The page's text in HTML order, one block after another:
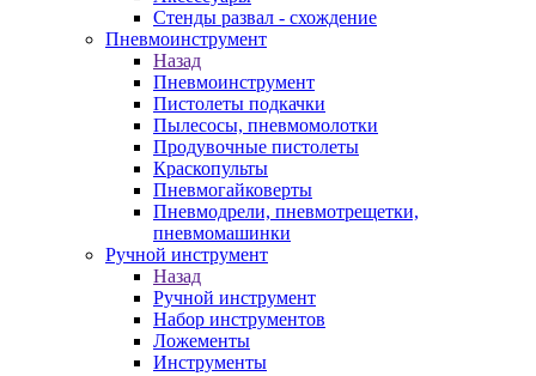
Стенды развал - схождение
Пневмоинструмент
Назад
Пневмоинструмент
Пистолеты подкачки
Пылесосы, пневмомолотки
Продувочные пистолеты
Краскопульты
Пневмогайковерты
Пневмодрели, пневмотрещетки,
пневмомашинки
Ручной инструмент
Назад
Ручной инструмент
Набор инструментов
Ложементы
Инструменты